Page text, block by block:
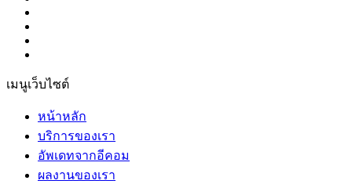
เมนูเว็บไซต์
หน้าหลัก
บริการของเรา
อัพเดทจากอีคอม
ผลงานของเรา